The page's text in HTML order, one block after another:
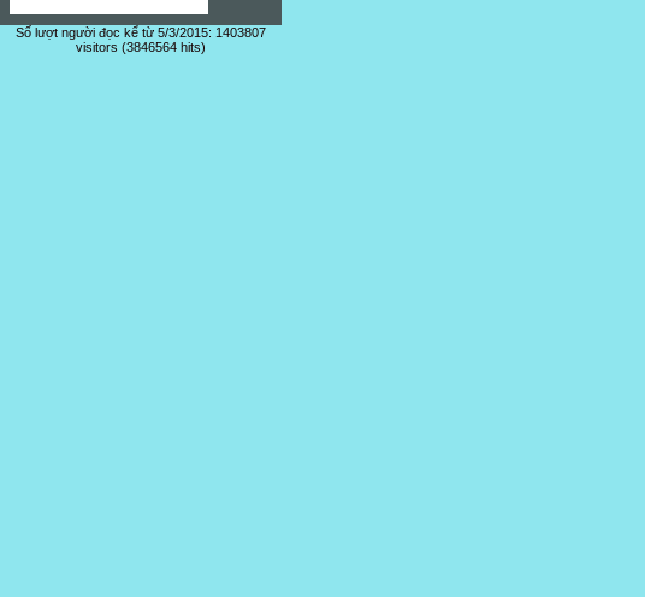
Số lượt người đọc kể từ 5/3/2015: 1403807
visitors (3846564 hits)